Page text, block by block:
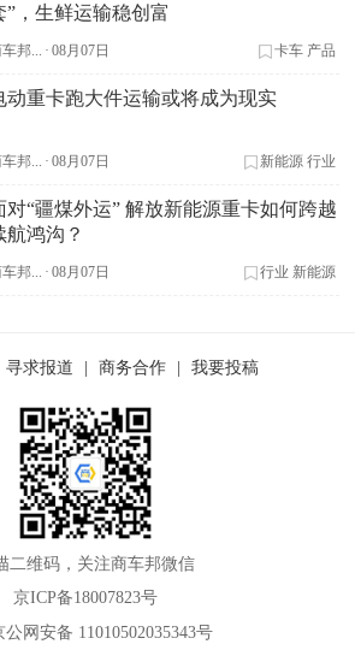
”，生鲜运输稳创富
邦... · 08月07日 卡车 产品
动重卡跑大件运输或将成为现实
邦... · 08月07日 新能源 行业
对“疆煤外运” 解放新能源重卡如何跨越
航鸿沟？
邦... · 08月07日 行业 新能源
寻求报道 | 商务合作 | 我要投稿
二维码，关注商车邦微信
京ICP备18007823号
公网安备 11010502035343号